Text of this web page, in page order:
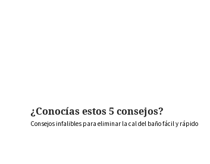
¿Conocías estos 5 consejos?
Consejos infalibles para eliminar la cal del baño fácil y rápido